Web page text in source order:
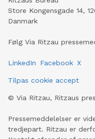
Store Kongensgade 14,
Danmark
Følg Via Ritzau
LinkedIn Facebook X
Tilpas cookie accept
© Via Ritzau, Ritzaus
Pressemeddelelser er
tredjepart. Ritzau er